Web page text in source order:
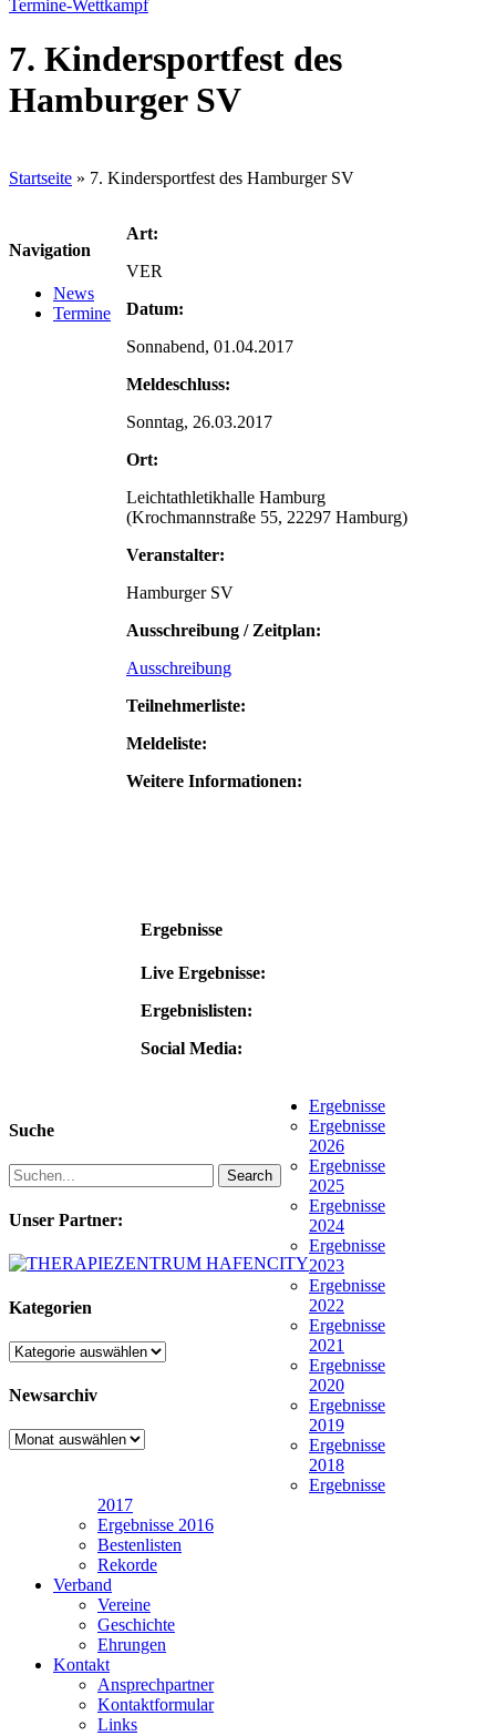
Close
Termine-Wettkampf
7. Kindersportfest des
Hamburger SV
Startseite » 7. Kindersportfest des Hamburger SV
Art:
VER
Datum:
Sonnabend, 01.04.2017
Meldeschluss:
Sonntag, 26.03.2017
Ort:
Leichtathletikhalle Hamburg
(Krochmannstraße 55, 22297 Hamburg)
Veranstalter:
Hamburger SV
Ausschreibung / Zeitplan:
Ausschreibung
Teilnehmerliste:
Meldeliste:
Weitere Informationen:
Ergebnisse
Live Ergebnisse:
Ergebnislisten:
Social Media:
Suche
Search
Unser Partner:
Kategorien
Kategorien
Newsarchiv
Newsarchiv
Navigation
News
Termine
Ergebnisse
Ergebnisse
2026
Ergebnisse
2025
Ergebnisse
2024
Ergebnisse
2023
Ergebnisse
2022
Ergebnisse
2021
Ergebnisse
2020
Ergebnisse
2019
Ergebnisse
2018
Ergebnisse
2017
Ergebnisse 2016
Bestenlisten
Rekorde
Verband
Vereine
Geschichte
Ehrungen
Kontakt
Ansprechpartner
Kontaktformular
Links